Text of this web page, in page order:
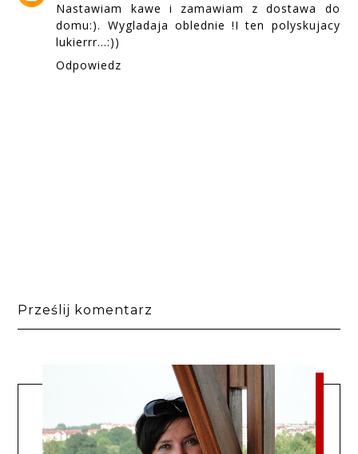
Nastawiam kawe i zamawiam z dostawa do
domu:). Wygladaja oblednie !I ten polyskujacy
lukierrr...:))
Odpowiedz
Prześlij komentarz